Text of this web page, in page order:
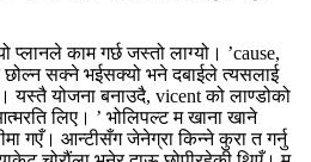
प्लानले काम गर्छ जस्तो लाग्यो। ’cause,
छोल्न सक्ने भईसक्यो भने दबाईले त्यसलाई
योजना बनाउदै, vicent को लाण्डोको
लिए। ’ भोलिपल्ट म खाना खाने
गएँ। आन्टीसँग जेनेग्रा किन्ने कुरा त गर्नु